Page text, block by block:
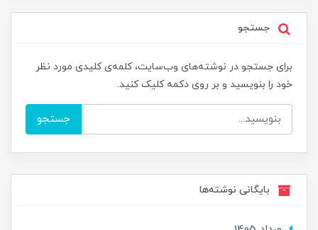
جستجو
برای جستجو در نوشته‌های وب‌سایت، کلمه‌ی کلیدی مورد نظر
خود را بنویسید و بر روی دکمه کلیک کنید.
جستجو
بایگانی نوشته‌ها